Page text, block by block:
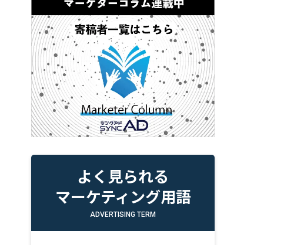
よく見られる
マーケティング用語
ADVERTISING TERM